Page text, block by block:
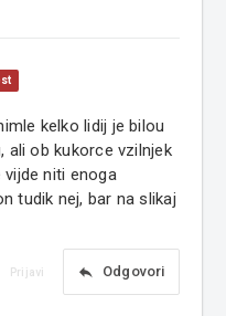
kelko lidij je bilou
ali ob kukorce vzilnjek
niti enoga
tudik nej, bar na slikaj
reply Odgovori
Prijavi